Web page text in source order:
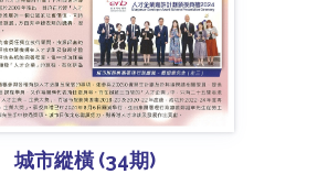
城市縱橫 (34期)